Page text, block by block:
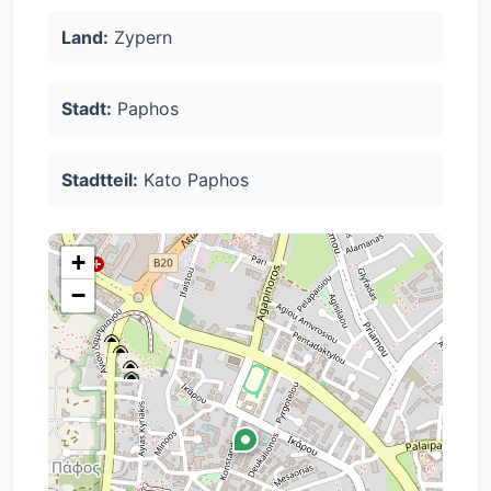
Land: Zypern
Stadt: Paphos
Stadtteil: Kato Paphos
+
−